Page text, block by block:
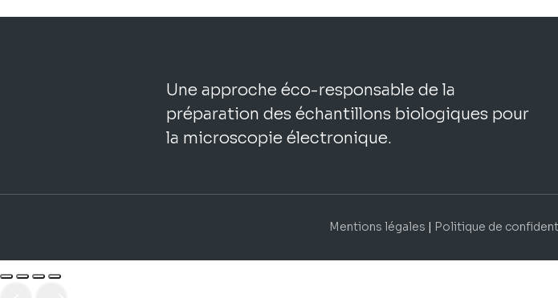
à
612,15 €
Une approche éco-responsable de la
préparation des échantillons biologiques pour
la microscopie électronique.
Mentions légales | Politique de